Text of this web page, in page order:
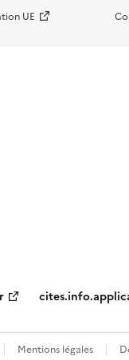
UE
Mentions légales